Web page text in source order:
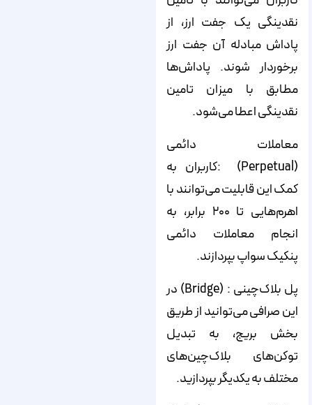
نقدینگی یک جفت ارز، از
پاداش مبادله آن جفت ارز
برخوردار شوند. پاداش‌ها
مطابق با میزان تامین
نقدینگی اعطا می‌شود.
معاملات دائمی
(Perpetual) :کاربران به
کمک این قابلیت می‌توانند با
اهرم‌هایی تا ۲۰۰ برابر، به
انجام معاملات دائمی
پنکیک سواپ بپردازند.
پل بلاک‌چینی : (Bridge) در
این صرافی می‌توانید از طریق
بخش بریج، به تبدیل
توکن‌های بلاک‌چین‌های
مختلف به یکدیگر بپردازید.